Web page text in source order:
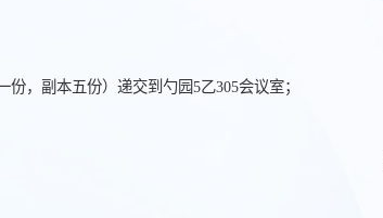
，副本五份）递交到勺园5乙305会议室；